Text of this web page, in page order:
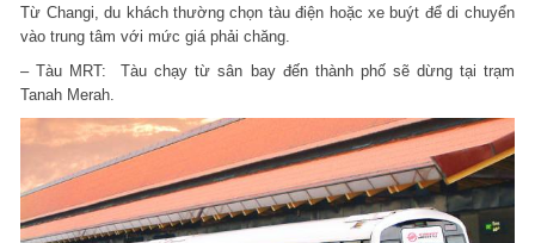
Từ Changi, du khách thường chọn tàu điện hoặc xe buýt để di chuyển
vào trung tâm với mức giá phải chăng.
– Tàu MRT: Tàu chạy từ sân bay đến thành phố sẽ dừng tại trạm
Tanah Merah.